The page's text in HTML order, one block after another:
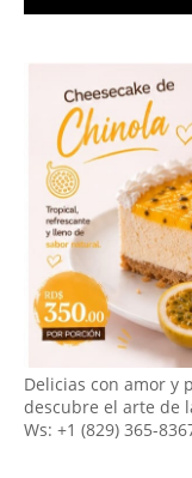
Delicias con amor y
descubre el arte de
Ws: +1 (829) 365-